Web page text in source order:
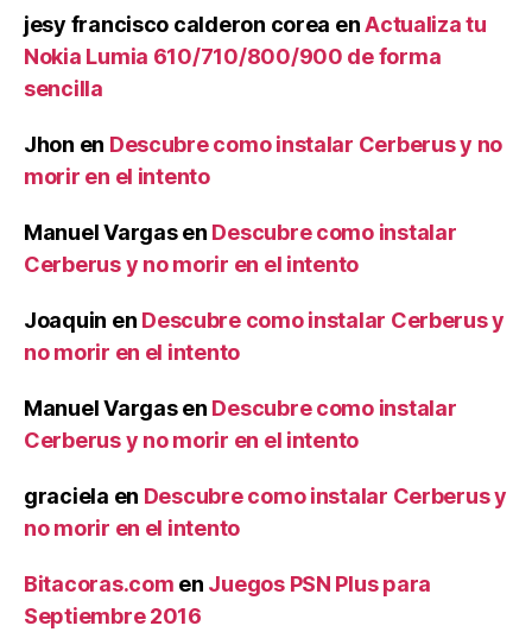
jesy francisco calderon corea enActualiza tu
Nokia Lumia 610/710/800/900 de forma
sencilla
Jhon en Descubre como instalar Cerberus y no
morir en el intento
Manuel Vargasen Descubre como instalar
Cerberus y no morir en el intento
Joaquin en Descubre como instalar Cerberus y
no morir en el intento
Manuel Vargasen Descubre como instalar
Cerberus y no morir en el intento
graciela en Descubre como instalar Cerberus y
no morir en el intento
Bitacoras.com en Juegos PSN Plus para
Septiembre 2016